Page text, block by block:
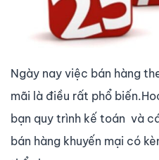
Ngày nay việc bán hàng
mãi là điều rất phổ
bạn quy trình kế toán và
bán hàng khuyến mại có